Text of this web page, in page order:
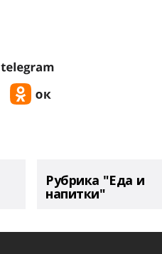
Рубрика "Еда и
напитки"